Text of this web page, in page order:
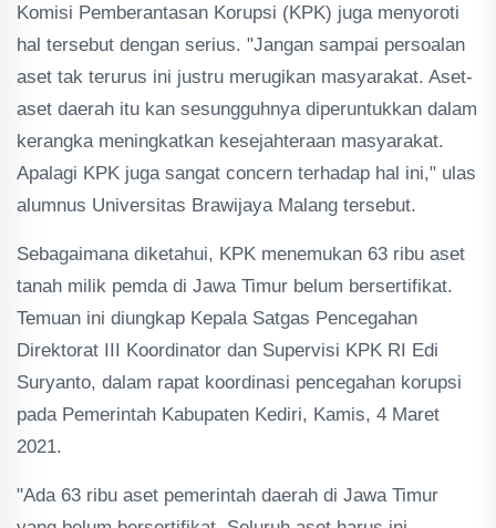
Komisi Pemberantasan Korupsi (KPK) juga menyoroti
hal tersebut dengan serius. "Jangan sampai persoalan
aset tak terurus ini justru merugikan masyarakat. Aset-
aset daerah itu kan sesungguhnya diperuntukkan dalam
kerangka meningkatkan kesejahteraan masyarakat.
Apalagi KPK juga sangat concern terhadap hal ini," ulas
alumnus Universitas Brawijaya Malang tersebut.
Sebagaimana diketahui, KPK menemukan 63 ribu aset
tanah milik pemda di Jawa Timur belum bersertifikat.
Temuan ini diungkap Kepala Satgas Pencegahan
Direktorat III Koordinator dan Supervisi KPK RI Edi
Suryanto, dalam rapat koordinasi pencegahan korupsi
pada Pemerintah Kabupaten Kediri, Kamis, 4 Maret
2021.
"Ada 63 ribu aset pemerintah daerah di Jawa Timur